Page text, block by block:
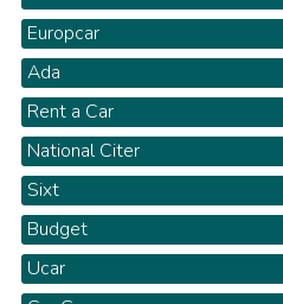
Europcar
Ada
Rent a Car
National Citer
Sixt
Budget
Ucar